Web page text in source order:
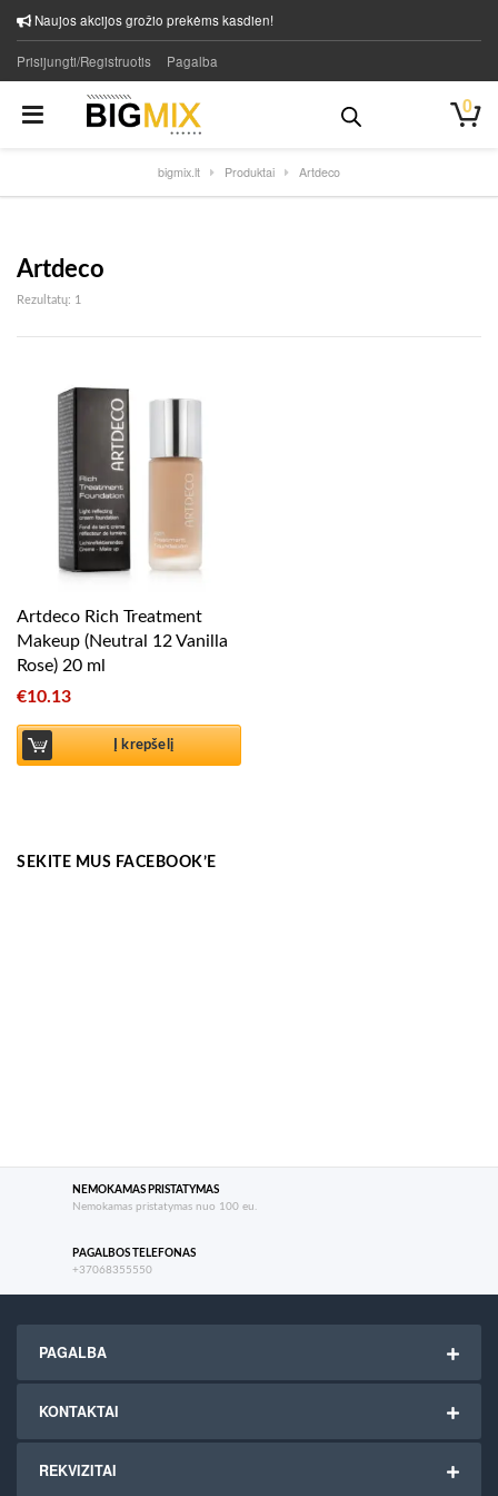
Naujos akcijos grožio prekėms kasdien!
Prisijungti/Registruotis Pagalba
0
bigmix.lt Produktai Artdeco
Artdeco
Rezultatų: 1
Artdeco Rich Treatment
Makeup (Neutral 12 Vanilla
Rose) 20 ml
€10.13
Į krepšelį
SEKITE MUS FACEBOOK’E
NEMOKAMAS PRISTATYMAS
Nemokamas pristatymas nuo 100 eu.
PAGALBOS TELEFONAS
+37068355550
PAGALBA
KONTAKTAI
REKVIZITAI